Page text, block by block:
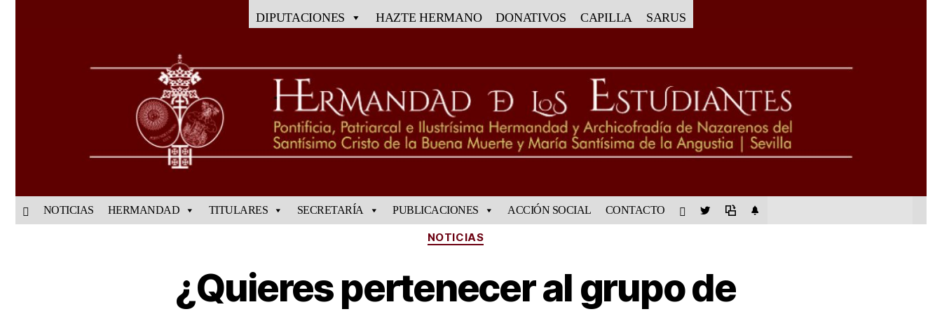
DIPUTACIONES HAZTE HERMANO DONATIVOS CAPILLA SARUS
NOTICIAS HERMANDAD TITULARES SECRETARÍA PUBLICACIONES ACCIÓN SOCIAL CONTACTO
NOTICIAS
¿Quieres pertenecer al grupo de